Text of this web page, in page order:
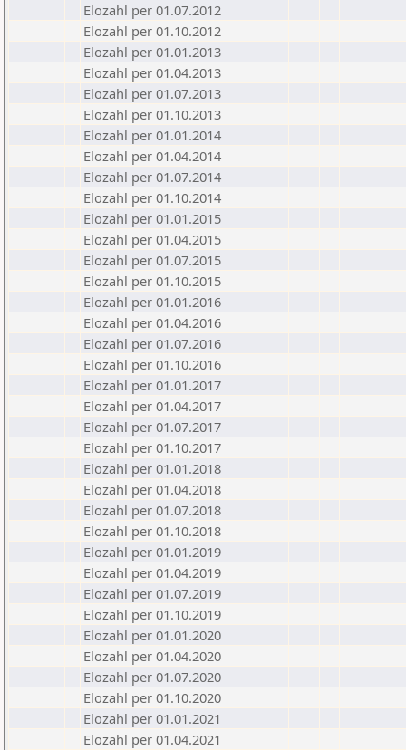
Elozahl per 01.07.2012
Elozahl per 01.10.2012
Elozahl per 01.01.2013
Elozahl per 01.04.2013
Elozahl per 01.07.2013
Elozahl per 01.10.2013
Elozahl per 01.01.2014
Elozahl per 01.04.2014
Elozahl per 01.07.2014
Elozahl per 01.10.2014
Elozahl per 01.01.2015
Elozahl per 01.04.2015
Elozahl per 01.07.2015
Elozahl per 01.10.2015
Elozahl per 01.01.2016
Elozahl per 01.04.2016
Elozahl per 01.07.2016
Elozahl per 01.10.2016
Elozahl per 01.01.2017
Elozahl per 01.04.2017
Elozahl per 01.07.2017
Elozahl per 01.10.2017
Elozahl per 01.01.2018
Elozahl per 01.04.2018
Elozahl per 01.07.2018
Elozahl per 01.10.2018
Elozahl per 01.01.2019
Elozahl per 01.04.2019
Elozahl per 01.07.2019
Elozahl per 01.10.2019
Elozahl per 01.01.2020
Elozahl per 01.04.2020
Elozahl per 01.07.2020
Elozahl per 01.10.2020
Elozahl per 01.01.2021
Elozahl per 01.04.2021